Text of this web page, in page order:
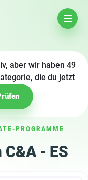
aber wir haben 49
die du jetzt
PROGRAMME
- ES